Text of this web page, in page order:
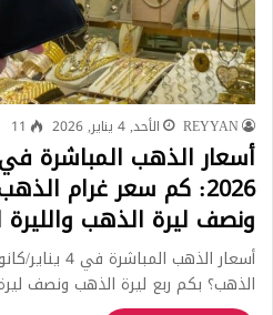
REYYAN الأحد, 4 يناير, 2026 11
2026: كم سعر غرام
ونصف ليرة الذهب والليرة
الذهب؟ بكم ربع ليرة الذهب ونصف